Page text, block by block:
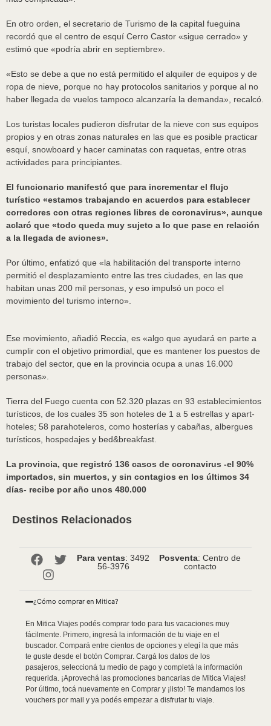
En otro orden, el secretario de Turismo de la capital fueguina
recordó que el centro de esquí Cerro Castor «sigue cerrado» y
estimó que «podría abrir en septiembre».
«Esto se debe a que no está permitido el alquiler de equipos y de
ropa de nieve, porque no hay protocolos sanitarios y porque al no
haber llegada de vuelos tampoco alcanzaría la demanda», recalcó.
Los turistas locales pudieron disfrutar de la nieve con sus equipos
propios y en otras zonas naturales en las que es posible practicar
esquí, snowboard y hacer caminatas con raquetas, entre otras
actividades para principiantes.
El funcionario manifestó que para incrementar el flujo
turístico «estamos trabajando en acuerdos para establecer
corredores con otras regiones libres de coronavirus», aunque
aclaró que «todo queda muy sujeto a lo que pase en relación
a la llegada de aviones».
Por último, enfatizó que «la habilitación del transporte interno
permitió el desplazamiento entre las tres ciudades, en las que
habitan unas 200 mil personas, y eso impulsó un poco el
movimiento del turismo interno».
Ese movimiento, añadió Reccia, es «algo que ayudará en parte a
cumplir con el objetivo primordial, que es mantener los puestos de
trabajo del sector, que en la provincia ocupa a unas 16.000
personas».
Tierra del Fuego cuenta con 52.320 plazas en 93 establecimientos
turísticos, de los cuales 35 son hoteles de 1 a 5 estrellas y apart-
hoteles; 58 parahoteleros, como hosterías y cabañas, albergues
turísticos, hospedajes y bed&breakfast.
La provincia, que registró 136 casos de coronavirus -el 90%
importados, sin muertos, y sin contagios en los últimos 34
días- recibe por año unos 480.000
Destinos Relacionados
Para ventas: 3492
56-3976
Posventa: Centro de
contacto
¿Cómo comprar en Mitica?
En Mitica Viajes podés comprar todo para tus vacaciones muy
fácilmente. Primero, ingresá la información de tu viaje en el
buscador. Compará entre cientos de opciones y elegí la que más
te guste desde el botón Comprar. Cargá los datos de los
pasajeros, seleccioná tu medio de pago y completá la información
requerida. ¡Aprovechá las promociones bancarias de Mitica Viajes!
Por último, tocá nuevamente en Comprar y ¡listo! Te mandamos los
vouchers por mail y ya podés empezar a disfrutar tu viaje.